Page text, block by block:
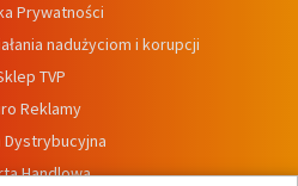
Prywatności
nadużyciom i korupcji
TVP
Reklamy
Handlowa